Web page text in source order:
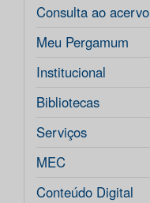
Consulta ao acervo
Meu Pergamum
Institucional
Bibliotecas
Serviços
MEC
Conteúdo Digital